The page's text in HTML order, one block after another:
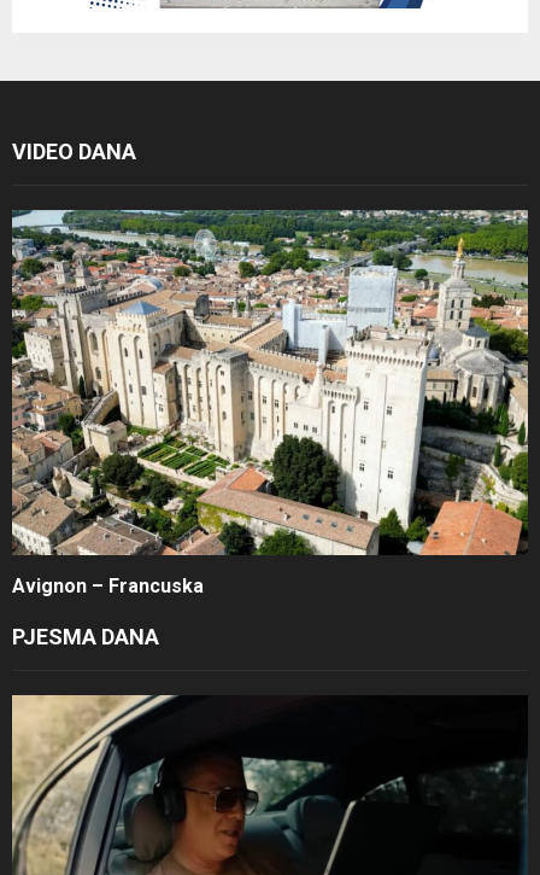
VIDEO DANA
Avignon – Francuska
PJESMA DANA